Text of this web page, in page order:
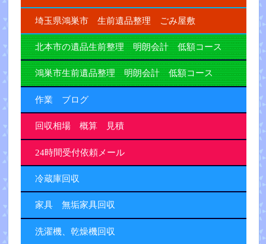
埼玉県鴻巣市 生前遺品整理 ごみ屋敷
北本市の遺品生前整理 明朗会計 低額コース
鴻巣市生前遺品整理 明朗会計 低額コース
作業 ブログ
回収相場 概算 見積
24時間受付依頼メール
冷蔵庫回収
家具 無垢家具回収
洗濯機、乾燥機回収